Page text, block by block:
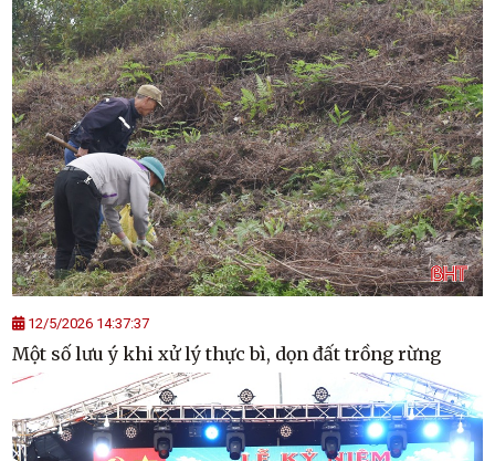
12/5/2026 14:37:37
Một số lưu ý khi xử lý thực bì, dọn đất trồng rừng